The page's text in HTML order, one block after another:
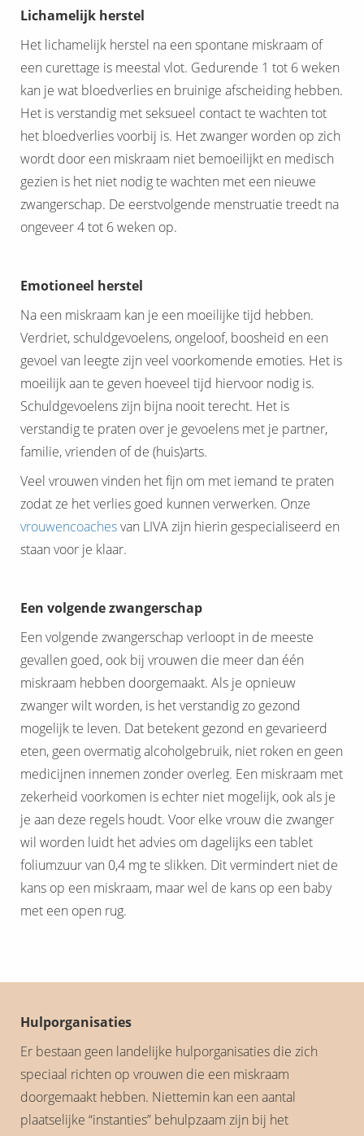
Lichamelijk herstel
Het lichamelijk herstel na een spontane miskraam of
een curettage is meestal vlot. Gedurende 1 tot 6 weken
kan je wat bloedverlies en bruinige afscheiding hebben.
Het is verstandig met seksueel contact te wachten tot
het bloedverlies voorbij is. Het zwanger worden op zich
wordt door een miskraam niet bemoeilijkt en medisch
gezien is het niet nodig te wachten met een nieuwe
zwangerschap. De eerstvolgende menstruatie treedt na
ongeveer 4 tot 6 weken op.
Emotioneel herstel
Na een miskraam kan je een moeilijke tijd hebben.
Verdriet, schuldgevoelens, ongeloof, boosheid en een
gevoel van leegte zijn veel voorkomende emoties. Het is
moeilijk aan te geven hoeveel tijd hiervoor nodig is.
Schuldgevoelens zijn bijna nooit terecht. Het is
verstandig te praten over je gevoelens met je partner,
familie, vrienden of de (huis)arts.
Veel vrouwen vinden het fijn om met iemand te praten
zodat ze het verlies goed kunnen verwerken. Onze
vrouwencoachesvan LIVA zijn hierin gespecialiseerd en
staan voor je klaar.
Een volgende zwangerschap
Een volgende zwangerschap verloopt in de meeste
gevallen goed, ook bij vrouwen die meer dan één
miskraam hebben doorgemaakt. Als je opnieuw
zwanger wilt worden, is het verstandig zo gezond
mogelijk te leven. Dat betekent gezond en gevarieerd
eten, geen overmatig alcoholgebruik, niet roken en geen
medicijnen innemen zonder overleg. Een miskraam met
zekerheid voorkomen is echter niet mogelijk, ook als je
je aan deze regels houdt. Voor elke vrouw die zwanger
wil worden luidt het advies om dagelijks een tablet
foliumzuur van 0,4 mg te slikken. Dit vermindert niet de
kans op een miskraam, maar wel de kans op een baby
met een open rug.
Hulporganisaties
Er bestaan geen landelijke hulporganisaties die zich
speciaal richten op vrouwen die een miskraam
doorgemaakt hebben. Niettemin kan een aantal
plaatselijke “instanties” behulpzaam zijn bij het